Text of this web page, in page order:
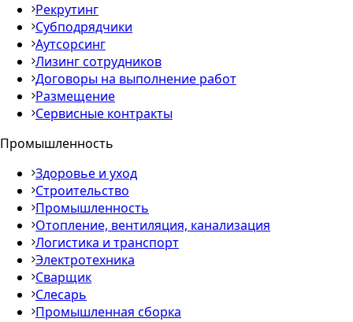
Рекрутинг
Cубподрядчики
Аутсорсинг
Лизинг сотрудников
Договоры на выполнение работ
Размещение
Сервисные контракты
Промышленность
Здоровье и уход
Строительство
Промышленность
Отопление, вентиляция, канализация
Логистика и транспорт
Электротехника
Сварщик
Слесарь
Промышленная сборка